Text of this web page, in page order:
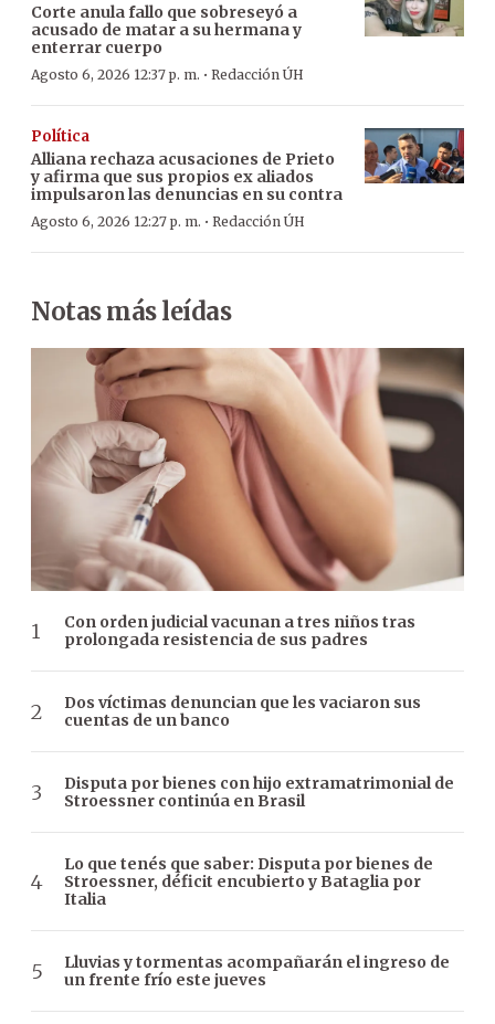
Corte anula fallo que sobreseyó a
acusado de matar a su hermana y
enterrar cuerpo
Agosto 6, 2026 12:37 p. m. · Redacción ÚH
Política
Alliana rechaza acusaciones de Prieto
y afirma que sus propios ex aliados
impulsaron las denuncias en su contra
Agosto 6, 2026 12:27 p. m. · Redacción ÚH
Notas más leídas
Con orden judicial vacunan a tres niños tras
prolongada resistencia de sus padres
Dos víctimas denuncian que les vaciaron sus
cuentas de un banco
Disputa por bienes con hijo extramatrimonial de
Stroessner continúa en Brasil
Lo que tenés que saber: Disputa por bienes de
Stroessner, déficit encubierto y Bataglia por
Italia
Lluvias y tormentas acompañarán el ingreso de
un frente frío este jueves